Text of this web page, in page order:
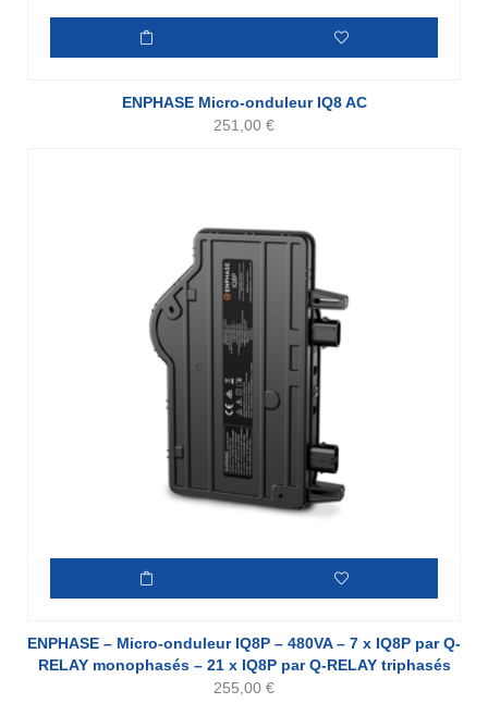
ENPHASE Micro-onduleur IQ8 AC
251,00 €
ENPHASE – Micro-onduleur IQ8P – 480VA – 7 x IQ8P par Q-
RELAY monophasés – 21 x IQ8P par Q-RELAY triphasés
255,00 €